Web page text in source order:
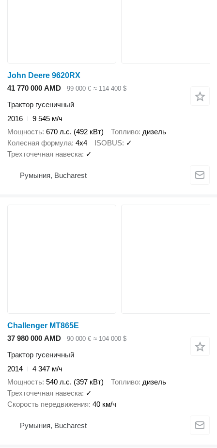
John Deere 9620RX
41 770 000 AMD
99 000 € ≈ 114 400 $
Трактор гусеничный
2016
9 545 м/ч
Мощность 670 л.с. (492 кВт) Топливо дизель
Колесная формула 4x4 ISOBUS ✓
Трехточечная навеска ✓
Румыния, Bucharest
Challenger MT865E
37 980 000 AMD
90 000 € ≈ 104 000 $
Трактор гусеничный
2014
4 347 м/ч
Мощность 540 л.с. (397 кВт) Топливо дизель
Трехточечная навеска ✓
Скорость передвижения 40 км/ч
Румыния, Bucharest